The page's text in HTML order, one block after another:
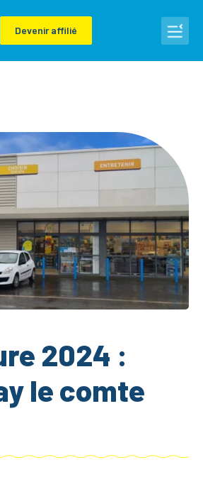
Devenir affilié
2024 :
le comte